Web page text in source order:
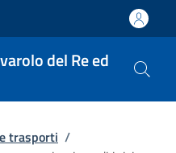
del Re ed
trasporti /